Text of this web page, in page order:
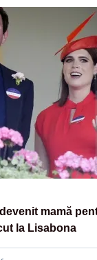
mamă
la Lisabona